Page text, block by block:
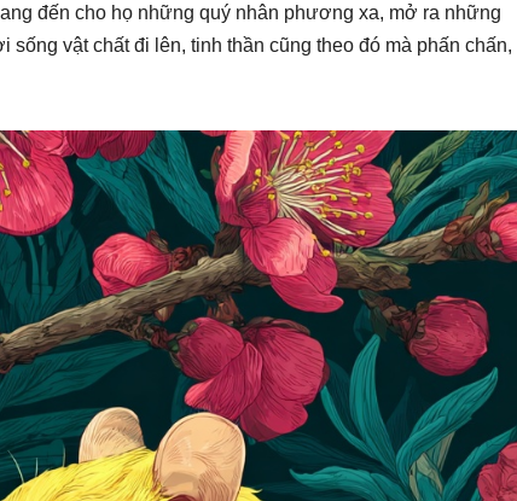
đến cho họ những quý nhân phương xa, mở ra những
vật chất đi lên, tinh thần cũng theo đó mà phấn chấn,